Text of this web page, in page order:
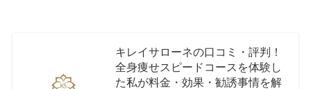
キレイサローネの口コミ・評判！
全身痩せスピードコースを体験し
た私が料金・効果・勧誘事情を解